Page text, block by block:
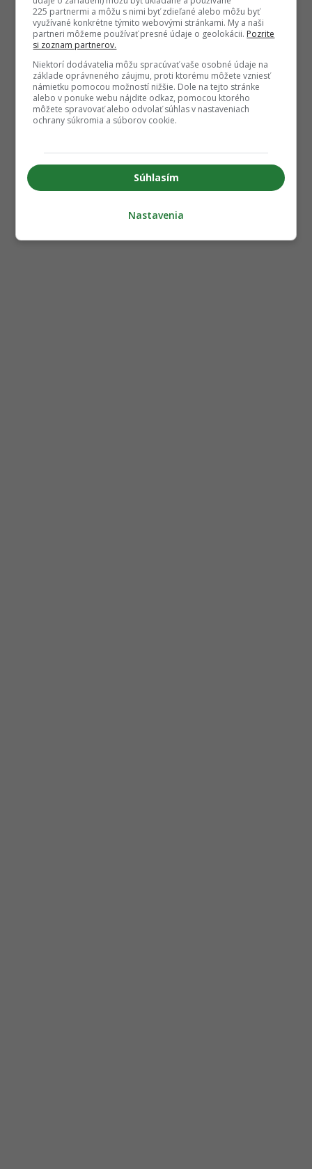
225 partnermi a môžu s nimi byť zdieľané alebo môžu byť
využívané konkrétne týmito webovými stránkami. My a naši
partneri môžeme používať presné údaje o geolokácii. Pozrite
si zoznam partnerov.
Niektorí dodávatelia môžu spracúvať vaše osobné údaje na
základe oprávneného záujmu, proti ktorému môžete vzniesť
námietku pomocou možností nižšie. Dole na tejto stránke
alebo v ponuke webu nájdite odkaz, pomocou ktorého
môžete spravovať alebo odvolať súhlas v nastaveniach
ochrany súkromia a súborov cookie.
Súhlasím
Nastavenia